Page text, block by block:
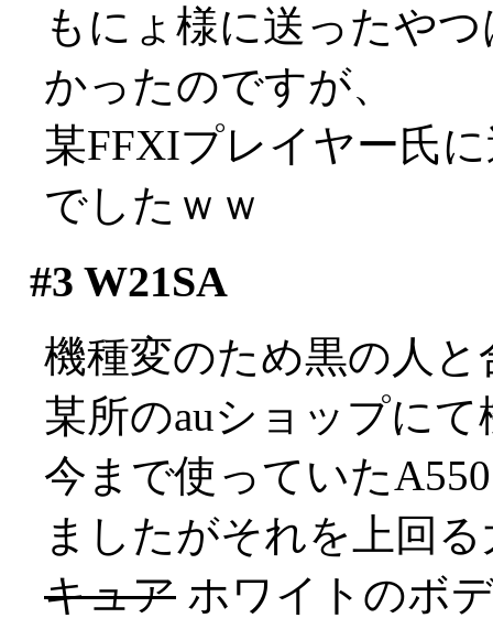
もにょ様に送ったや
かったのですが、
某FFXIプレイヤー氏
でしたｗｗ
#3 W21SA
機種変のため黒の人と
某所のauショップにて
今まで使っていた
ましたがそれを上回
キュア ホワイトのボ